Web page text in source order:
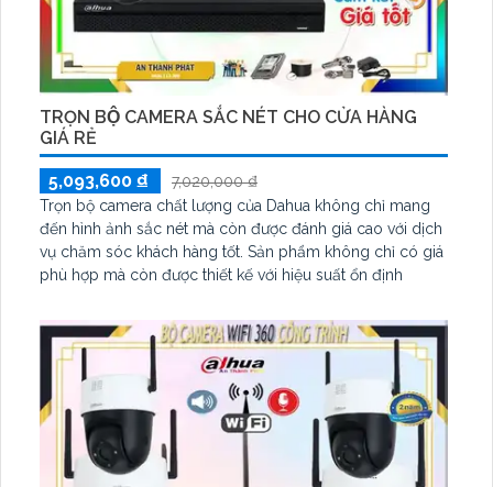
TRỌN BỘ CAMERA SẮC NÉT CHO CỬA HÀNG
GIÁ RẺ
5,093,600 ₫
7,020,000 ₫
Trọn bộ camera chất lượng của Dahua không chỉ mang
đến hình ảnh sắc nét mà còn được đánh giá cao với dịch
vụ chăm sóc khách hàng tốt. Sản phẩm không chỉ có giá
phù hợp mà còn được thiết kế với hiệu suất ổn định